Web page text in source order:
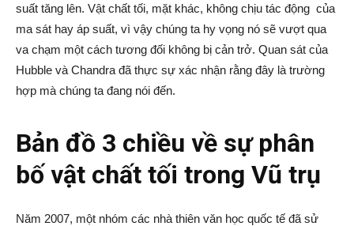
suất tăng lên. Vật chất tối, mặt khác, không chịu tác động của
ma sát hay áp suất, vì vậy chúng ta hy vọng nó sẽ vượt qua
va chạm một cách tương đối không bị cản trở. Quan sát của
Hubble và Chandra đã thực sự xác nhận rằng đây là trường
hợp mà chúng ta đang nói đến.
Bản đồ 3 chiều về sự phân
bố vật chất tối trong Vũ trụ
Năm 2007, một nhóm các nhà thiên văn học quốc tế đã sử